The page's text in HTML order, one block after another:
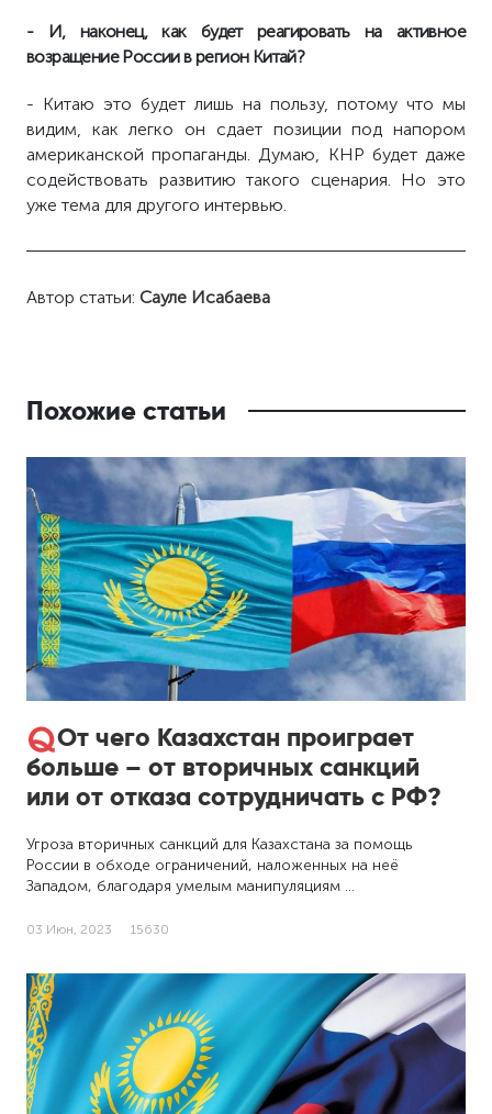
- И, наконец, как будет реагировать на активное
возращение России в регион Китай?
- Китаю это будет лишь на пользу, потому что мы
видим, как легко он сдает позиции под напором
американской пропаганды. Думаю, КНР будет даже
содействовать развитию такого сценария. Но это
уже тема для другого интервью.
Автор статьи:Сауле Исабаева
Похожие статьи
От чего Казахстан проиграет
больше – от вторичных санкций
или от отказа сотрудничать с РФ?
Угроза вторичных санкций для Казахстана за помощь
России в обходе ограничений, наложенных на неё
Западом, благодаря умелым манипуляциям …
03 Июн, 2023 15630